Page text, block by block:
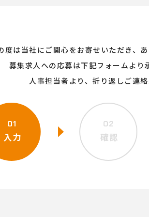
度は当社にご関心をお寄せいただき、
募集求人への応募は下記フォームより
人事担当者より、折り返しご連絡
01
入力
02
確認